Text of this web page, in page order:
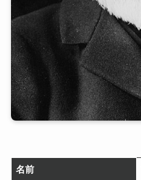
名前